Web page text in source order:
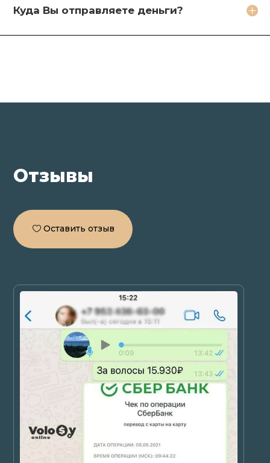
Куда Вы отправляете деньги?
Какое фото необходимо сделать?
Какие бонусы я получу?
Отзывы
Оставить отзыв